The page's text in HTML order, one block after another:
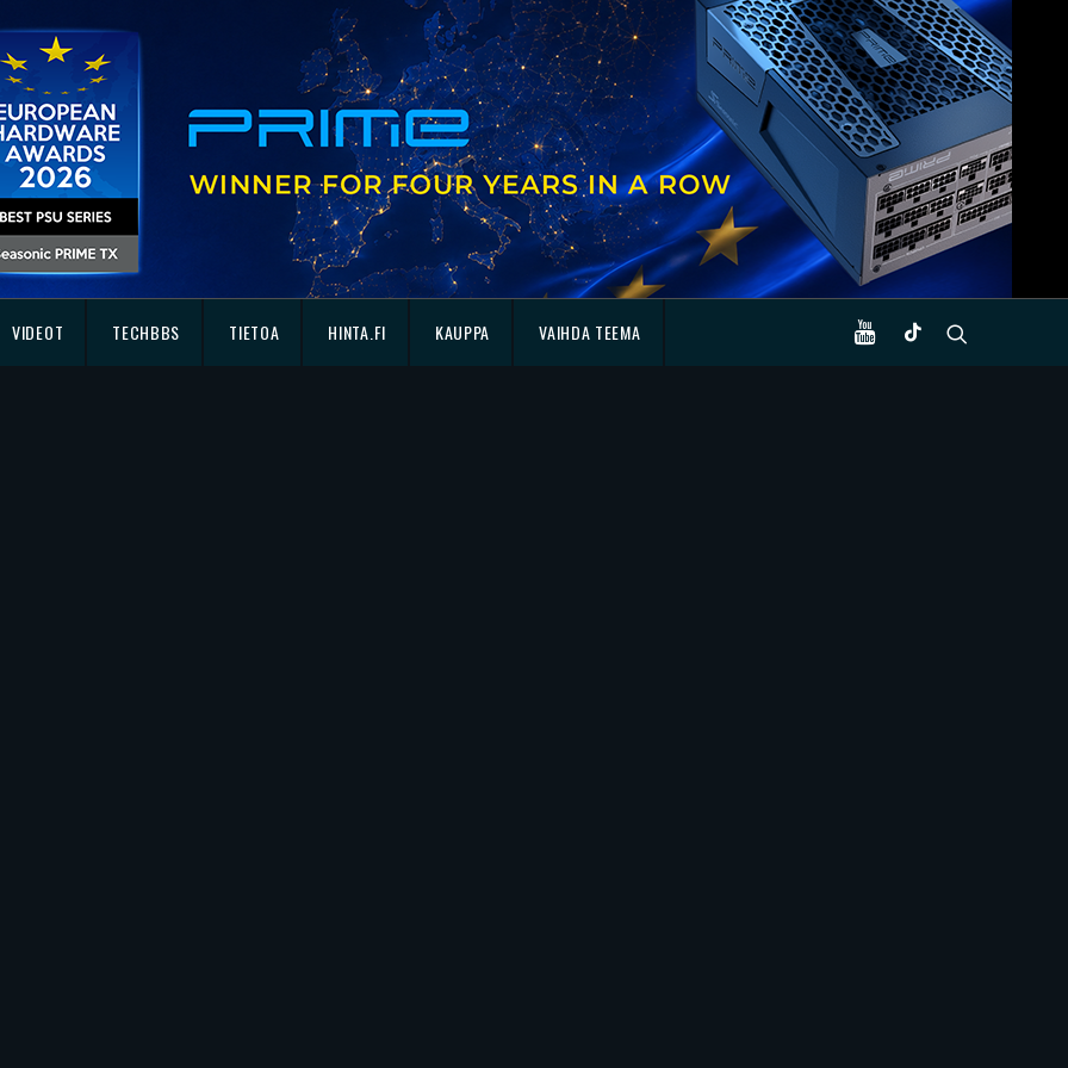
VIDEOT TECHBBS TIETOA HINTA.FI KAUPPA VAIHDA TEEMA